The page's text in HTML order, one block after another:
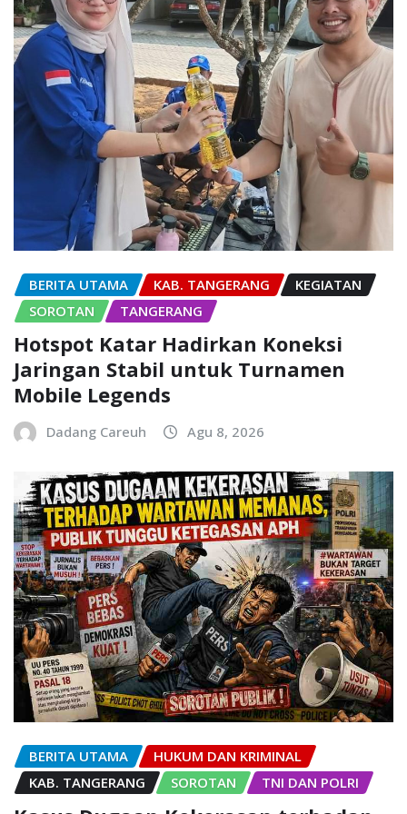
BERITA UTAMA KAB. TANGERANG
KEGIATAN
SOROTAN
TANGERANG
Hotspot Katar Hadirkan Koneksi
Jaringan Stabil untuk Turnamen
Mobile Legends
Dadang Careuh Agu 8, 2026
BERITA UTAMA
HUKUM DAN KRIMINAL
KAB. TANGERANG
SOROTAN TNI DAN POLRI